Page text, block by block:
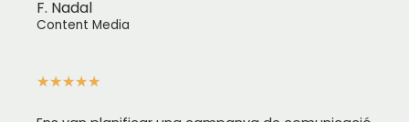
F. Nadal
Content Media
★★★★★